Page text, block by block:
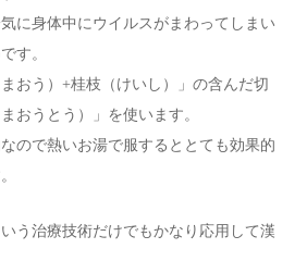
に身体中にウイルスがまわってしまい
す。
おう）+桂枝（けいし）」の含んだ切
おうとう）」を使います。
ので熱いお湯で服するととても効果的
う治療技術だけでもかなり応用して漢